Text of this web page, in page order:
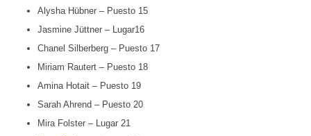
Alysha Hübner – Puesto 15
Jasmine Jüttner – Lugar16
Chanel Silberberg – Puesto 17
Miriam Rautert – Puesto 18
Amina Hotait – Puesto 19
Sarah Ahrend – Puesto 20
Mira Folster – Lugar 21